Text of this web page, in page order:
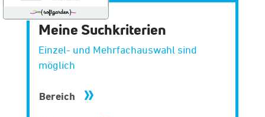
Meine Suchkriterien
Einzel- und Mehrfachauswahl sind
möglich
Bereich